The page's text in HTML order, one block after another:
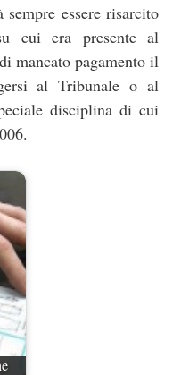
essere risarcito
cui era presente al
mancato pagamento il
al Tribunale o al
disciplina di cui